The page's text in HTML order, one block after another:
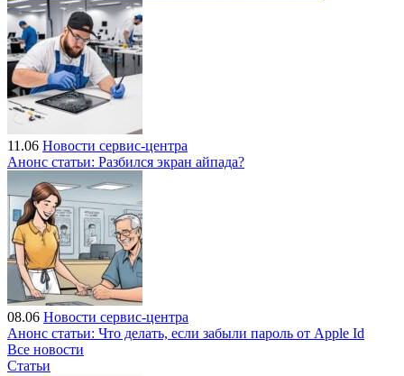
11.06 Новости сервис-центра
Анонс статьи: Разбился экран айпада?
08.06 Новости сервис-центра
Анонс статьи: Что делать, если забыли пароль от Apple Id
Все новости
Статьи